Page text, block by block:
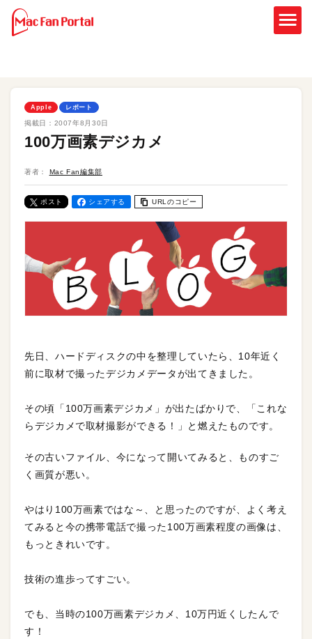
Apple レポート
掲載日： 2007年8月30日
100万画素デジカメ
著者： Mac Fan編集部
ポスト シェアする URLのコピー
先日、ハードディスクの中を整理していたら、10年近く
前に取材で撮ったデジカメデータが出てきました。
その頃「100万画素デジカメ」が出たばかりで、「これな
らデジカメで取材撮影ができる！」と燃えたものです。
その古いファイル、今になって開いてみると、ものすご
く画質が悪い。
やはり100万画素ではな～、と思ったのですが、よく考え
てみると今の携帯電話で撮った100万画素程度の画像は、
もっときれいです。
技術の進歩ってすごい。
でも、当時の100万画素デジカメ、10万円近くしたんで
す！